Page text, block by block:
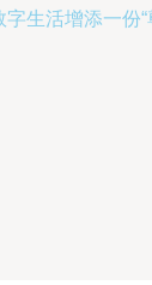
生活增添一